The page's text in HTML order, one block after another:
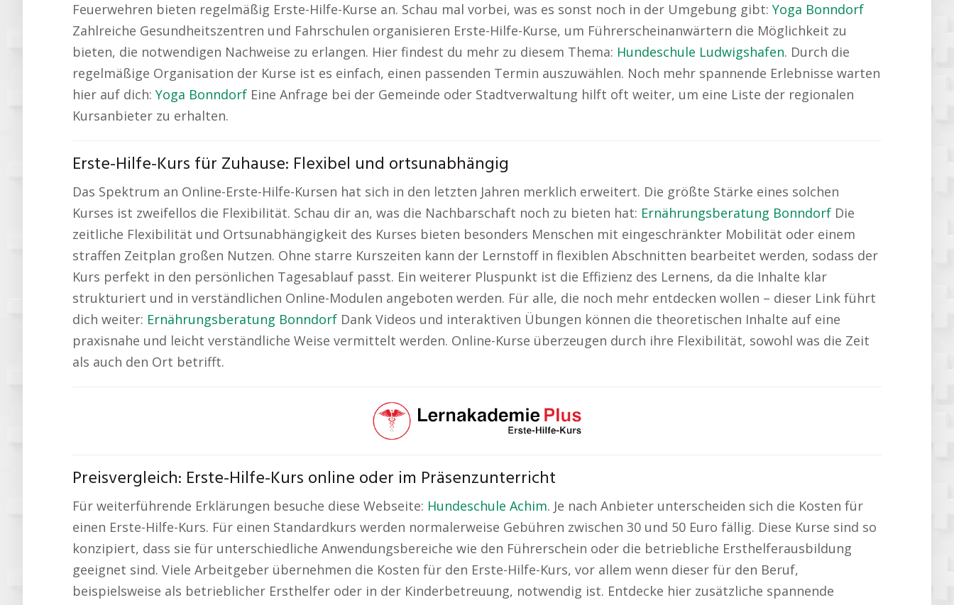
Feuerwehren bieten regelmäßig Erste-Hilfe-Kurse an. Schau mal vorbei, was es sonst noch in der Umgebung gibt: Yoga Bonndorf
Zahlreiche Gesundheitszentren und Fahrschulen organisieren Erste-Hilfe-Kurse, um Führerscheinanwärtern die Möglichkeit zu
bieten, die notwendigen Nachweise zu erlangen. Hier findest du mehr zu diesem Thema: Hundeschule Ludwigshafen. Durch die
regelmäßige Organisation der Kurse ist es einfach, einen passenden Termin auszuwählen. Noch mehr spannende Erlebnisse warten
hier auf dich: Yoga Bonndorf Eine Anfrage bei der Gemeinde oder Stadtverwaltung hilft oft weiter, um eine Liste der regionalen
Kursanbieter zu erhalten.
Erste-Hilfe-Kurs für Zuhause: Flexibel und ortsunabhängig
Das Spektrum an Online-Erste-Hilfe-Kursen hat sich in den letzten Jahren merklich erweitert. Die größte Stärke eines solchen
Kurses ist zweifellos die Flexibilität. Schau dir an, was die Nachbarschaft noch zu bieten hat: Ernährungsberatung Bonndorf Die
zeitliche Flexibilität und Ortsunabhängigkeit des Kurses bieten besonders Menschen mit eingeschränkter Mobilität oder einem
straffen Zeitplan großen Nutzen. Ohne starre Kurszeiten kann der Lernstoff in flexiblen Abschnitten bearbeitet werden, sodass der
Kurs perfekt in den persönlichen Tagesablauf passt. Ein weiterer Pluspunkt ist die Effizienz des Lernens, da die Inhalte klar
strukturiert und in verständlichen Online-Modulen angeboten werden. Für alle, die noch mehr entdecken wollen – dieser Link führt
dich weiter: Ernährungsberatung Bonndorf Dank Videos und interaktiven Übungen können die theoretischen Inhalte auf eine
praxisnahe und leicht verständliche Weise vermittelt werden. Online-Kurse überzeugen durch ihre Flexibilität, sowohl was die Zeit
als auch den Ort betrifft.
Preisvergleich: Erste-Hilfe-Kurs online oder im Präsenzunterricht
Für weiterführende Erklärungen besuche diese Webseite: Hundeschule Achim. Je nach Anbieter unterscheiden sich die Kosten für
einen Erste-Hilfe-Kurs. Für einen Standardkurs werden normalerweise Gebühren zwischen 30 und 50 Euro fällig. Diese Kurse sind so
konzipiert, dass sie für unterschiedliche Anwendungsbereiche wie den Führerschein oder die betriebliche Ersthelferausbildung
geeignet sind. Viele Arbeitgeber übernehmen die Kosten für den Erste-Hilfe-Kurs, vor allem wenn dieser für den Beruf,
beispielsweise als betrieblicher Ersthelfer oder in der Kinderbetreuung, notwendig ist. Entdecke hier zusätzliche spannende